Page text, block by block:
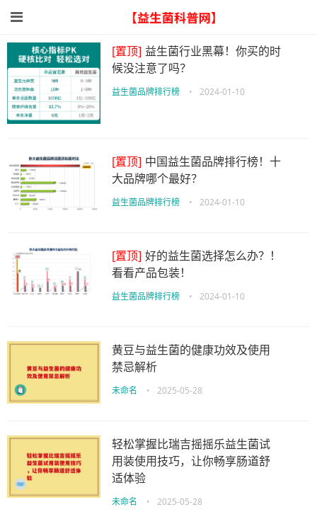
[置顶] 益生菌行业黑幕！你买的时
候没注意了吗？
益生菌品牌排行榜 • 2024-01-10
[置顶] 中国益生菌品牌排行榜！十
大品牌哪个最好？
益生菌品牌排行榜 • 2024-01-10
[置顶] 好的益生菌选择怎么办？！
看看产品包装！
益生菌品牌排行榜 • 2024-01-10
黄豆与益生菌的健康功效及使用
禁忌解析
未命名 • 2025-05-28
轻松掌握比瑞吉摇摇乐益生菌试
用装使用技巧，让你畅享肠道舒
适体验
未命名 • 2025-05-28